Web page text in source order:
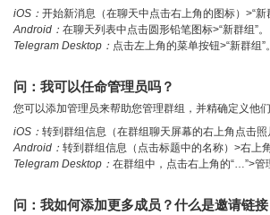
iOS： 开始新消息（在聊天中点击右上角的图标）>“新
Android： 在聊天列表中点击圆形铅笔图标>“新群组”。
Telegram Desktop： 点击左上角的菜单按钮>“新群组”。
问：我可以任命管理员吗？
您可以添加管理员来帮助您管理群组，并精确定义他们
iOS： 转到群组信息（在群组聊天屏幕的右上角点击照
Android： 转到群组信息（点击标题中的名称）>右上
Telegram Desktop： 在群组中，点击右上角的“…”>管
问：我如何添加更多成员？什么是邀请链接